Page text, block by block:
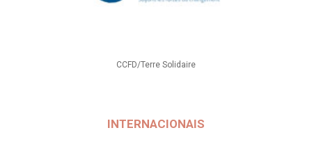
CCFD/Terre Solidaire
INTERNACIONAIS